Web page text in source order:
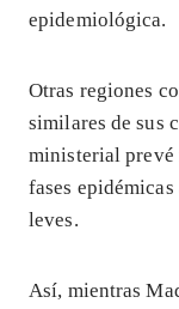
epidemiológica.
Otras regiones
similares de sus
ministerial prevé
fases
leves.
Así, mientras